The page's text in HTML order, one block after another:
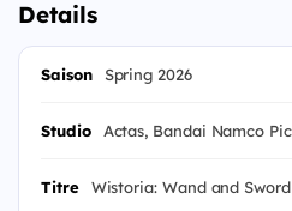
Details
Saison Spring 2026
Studio Actas, Bandai Namco
Titre Wistoria: Wand and